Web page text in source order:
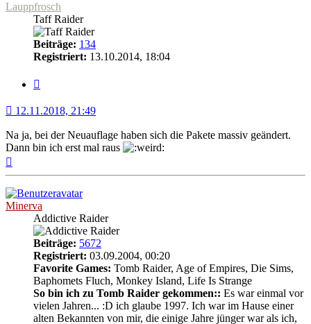
Lauppfrosch
Taff Raider
Beiträge: 134
Registriert: 13.10.2014, 18:04
12.11.2018, 21:49
Na ja, bei der Neuauflage haben sich die Pakete massiv geändert.
Dann bin ich erst mal raus
Minerva
Addictive Raider
Beiträge: 5672
Registriert: 03.09.2004, 00:20
Favorite Games: Tomb Raider, Age of Empires, Die Sims,
Baphomets Fluch, Monkey Island, Life Is Strange
So bin ich zu Tomb Raider gekommen:: Es war einmal vor
vielen Jahren... :D ich glaube 1997. Ich war im Hause einer
alten Bekannten von mir, die einige Jahre jünger war als ich,